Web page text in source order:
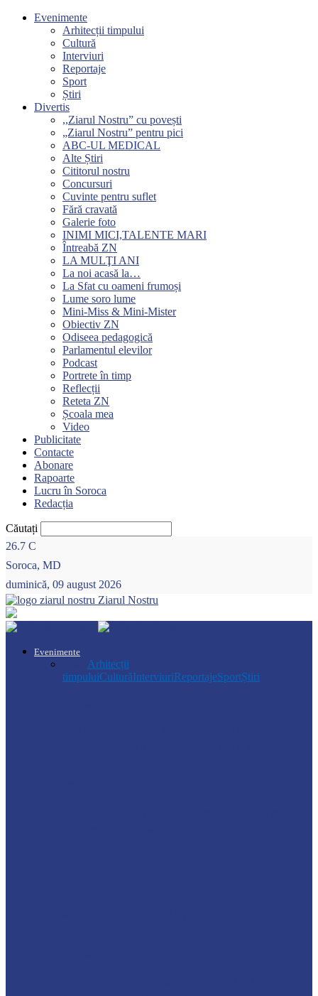
Evenimente
Arhitecții timpului
Cultură
Interviuri
Reportaje
Sport
Știri
Divertis
,,Ziarul Nostru” cu povești
„Ziarul Nostru” pentru pici
ABC-UL MEDICAL
Alte Știri
Cititorul nostru
Concursuri
Cuvinte pentru suflet
Fără cravată
Galerie foto
INIMI MICI,TALENTE MARI
Întreabă ZN
LA MULŢI ANI
La noi acasă la…
La Sfat cu oameni frumoși
Lume soro lume
Mini-Miss & Mini-Mister
Obiectiv ZN
Odiseea pedagogică
Parlamentul elevilor
Podcast
Portrete în timp
Reflecții
Reteta ZN
Școala mea
Video
Publicitate
Contacte
Abonare
Rapoarte
Lucru în Soroca
Redacția
Căutați
26.7 C
Soroca, MD
duminică, 09 august 2026
Ziarul Nostru
Evenimente
Arhitecții
timpuluiCulturăInterviuriReportajeSportȘtiri